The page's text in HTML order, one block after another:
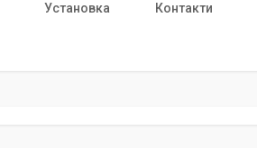
Установка Контакти